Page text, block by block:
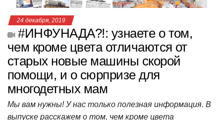
24 декабря, 2019
#ИНФУНАДА?!: узнаете о том,
чем кроме цвета отличаются от
старых новые машины скорой
помощи, и о сюрпризе для
многодетных мам
Мы вам нужны! У нас только полезная информация. В
выпуске расскажем о том, чем кроме цвета